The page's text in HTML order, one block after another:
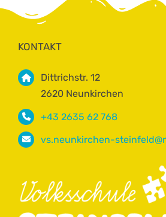
KONTAKT
Dittrichstr. 12
2620 Neunkirchen
+43 2635 62 768
vs.neunkirchen-